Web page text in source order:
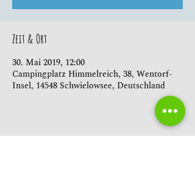
Zeit & Ort
30. Mai 2019, 12:00
Campingplatz Himmelreich, 38, Wentorf-
Insel, 14548 Schwielowsee, Deutschland